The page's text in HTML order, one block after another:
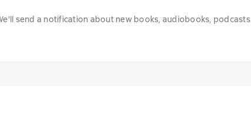
send a notification about new books, audiobooks, podcasts